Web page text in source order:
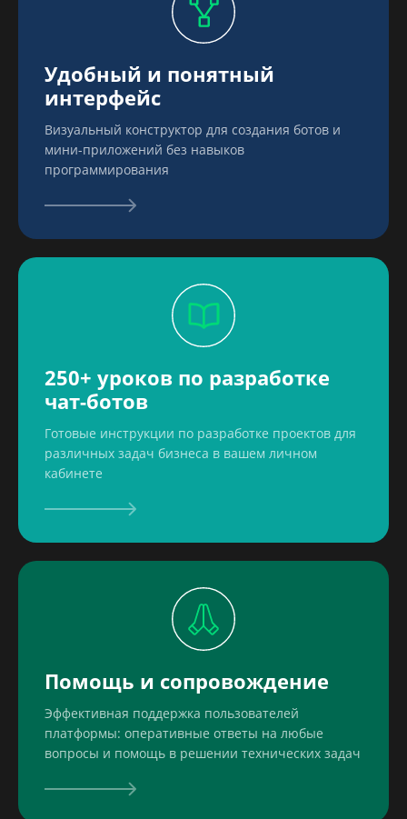
Удобный и понятный
интерфейс
Визуальный конструктор для создания ботов и
мини-приложений без навыков
программирования
250+ уроков по разработке
чат-ботов
Готовые инструкции по разработке проектов для
различных задач бизнеса в вашем личном
кабинете
Помощь и сопровождение
Эффективная поддержка пользователей
платформы: оперативные ответы на любые
вопросы и помощь в решении технических задач